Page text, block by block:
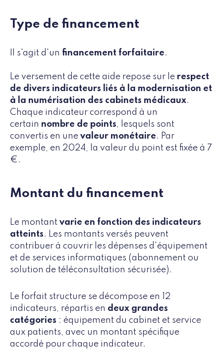
Type de financement
Il s'agit d'un financement forfaitaire.
Le versement de cette aide repose sur le respect
de divers indicateurs liés à la modernisation et
à la numérisation des cabinets médicaux.
Chaque indicateur correspond à un
certain nombre de points, lesquels sont
convertis en une valeur monétaire. Par
exemple, en 2024, la valeur du point est fixée à 7
€.
Montant du financement
Le montant varie en fonction des indicateurs
atteints. Les montants versés peuvent
contribuer à couvrir les dépenses d'équipement
et de services informatiques (abonnement ou
solution de téléconsultation sécurisée).
Le forfait structure se décompose en 12
indicateurs, répartis en deux grandes
catégories : équipement du cabinet et service
aux patients, avec un montant spécifique
accordé pour chaque indicateur.